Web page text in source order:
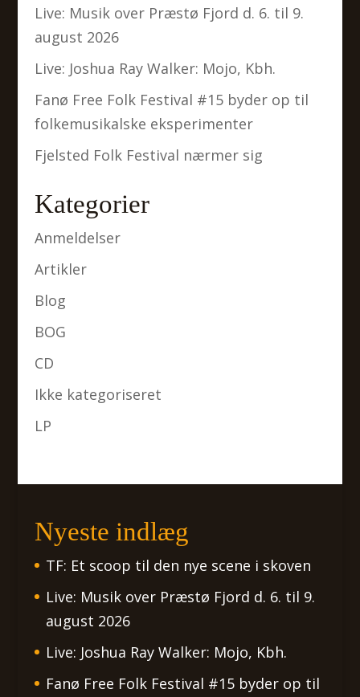
Live: Musik over Præstø Fjord d. 6. til 9.
august 2026
Live: Joshua Ray Walker: Mojo, Kbh.
Fanø Free Folk Festival #15 byder op til
folkemusikalske eksperimenter
Fjelsted Folk Festival nærmer sig
Kategorier
Anmeldelser
Artikler
Blog
BOG
CD
Ikke kategoriseret
LP
Nyeste indlæg
TF: Et scoop til den nye scene i skoven
Live: Musik over Præstø Fjord d. 6. til 9.
august 2026
Live: Joshua Ray Walker: Mojo, Kbh.
Fanø Free Folk Festival #15 byder op til